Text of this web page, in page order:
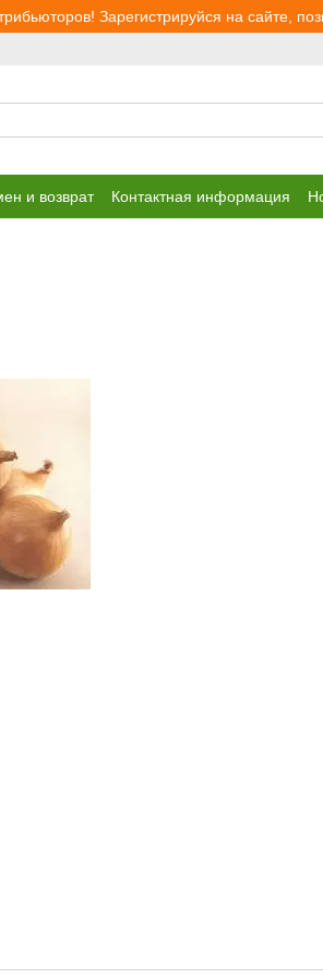
Зарегистрируйся на сайте,
и возврат Контактная информация